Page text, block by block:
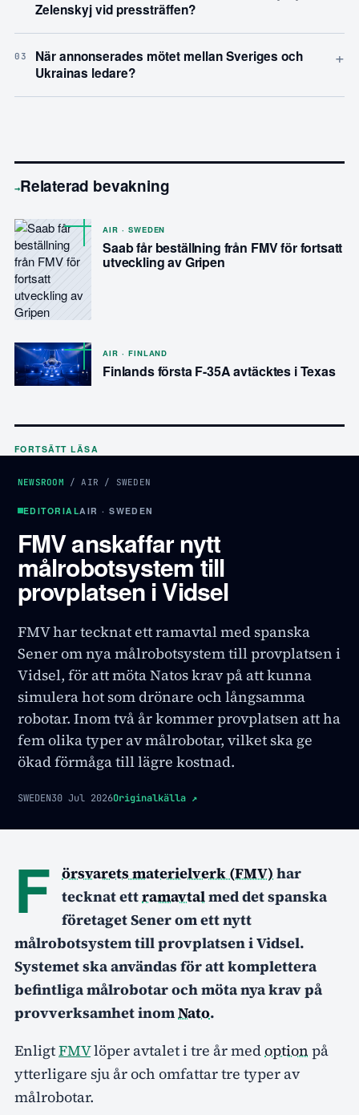
Zelenskyj vid pressträffen?
03
När annonserades mötet mellan Sveriges och
Ukrainas ledare?
+
→Relaterad bevakning
AIR · SWEDEN
Saab får beställning från FMV för fortsatt
utveckling av Gripen
AIR · FINLAND
Finlands första F-35A avtäcktes i Texas
FORTSÄTT LÄSA
NEWSROOM /AIR / SWEDEN
EDITORIALAIR · SWEDEN
FMV anskaffar nytt
målrobotsystem till
provplatsen i Vidsel
FMV har tecknat ett ramavtal med spanska
Sener om nya målrobotsystem till provplatsen i
Vidsel, för att möta Natos krav på att kunna
simulera hot som drönare och långsamma
robotar. Inom två år kommer provplatsen att ha
fem olika typer av målrobotar, vilket ska ge
ökad förmåga till lägre kostnad.
SWEDEN30 Jul 2026Originalkälla ↗
F örsvarets materielverk (FMV)har
tecknat ettramavtalmed det spanska
företaget Sener om ett nytt
målrobotsystem till provplatsen i Vidsel.
Systemet ska användas för att komplettera
befintliga målrobotar och möta nya krav på
provverksamhet inomNato.
EnligtFMVlöper avtalet i tre år medoption på
ytterligare sju år och omfattar tre typer av
målrobotar.